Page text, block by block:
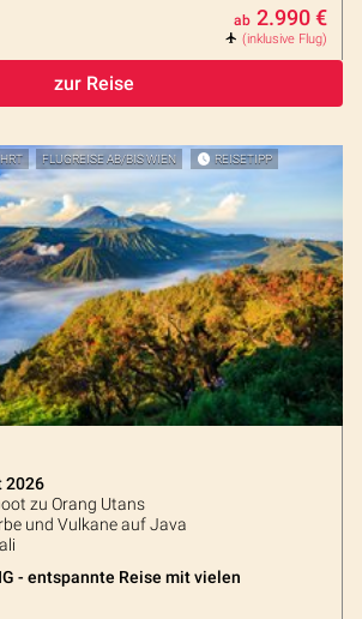
ab 2.990 €
(inklusive Flug)
zur Reise
FLUGREISE AB/BIS WIEN
REISETIPP
2026
zu Orang Utans
und Vulkane auf Java
- entspannte Reise mit vielen